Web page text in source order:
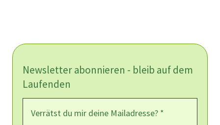
Newsletter abonnieren - bleib auf dem
Laufenden